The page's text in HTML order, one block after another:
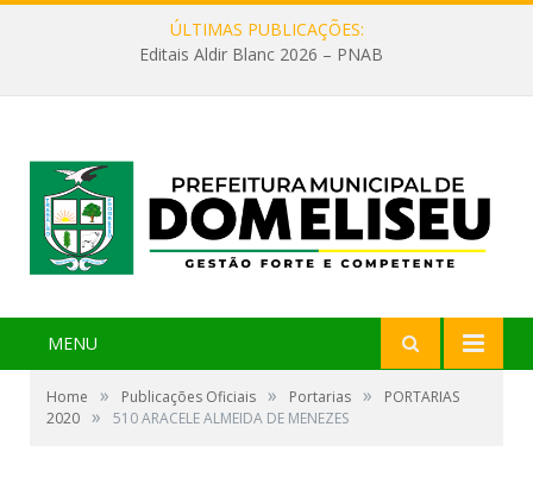
ÚLTIMAS PUBLICAÇÕES:
Editais Aldir Blanc 2026 – PNAB
MENU
Home » Publicações Oficiais » Portarias »
PORTARIAS
2020 » 510 ARACELE ALMEIDA DE MENEZES